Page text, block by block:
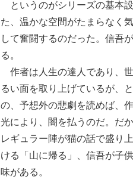
というのがシリーズの基本
た、温かな空間がたまらなく
して奮闘するのだった。信吾
る。
作者は人生の達人であり、
るい面を取り上げているが、
の、予想外の悲劇を読めば、
光により、闇を払うのだ。だ
レギュラー陣が猫の話で盛り
ける「山に帰る」、信吾が子
味がある。